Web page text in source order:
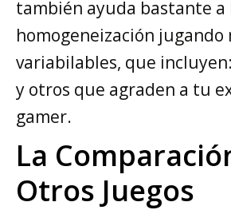
también ayuda bastante a
homogeneización jugando
variabilables, que
y otros que agraden a tu
gamer.
La
Otros Juegos